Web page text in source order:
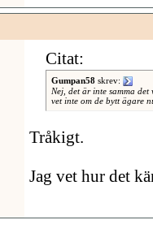
Citat:
Gumpan58skrev:
Nej, det är inte samma
vet inte om de bytt ägare
Tråkigt.
Jag vet hur det